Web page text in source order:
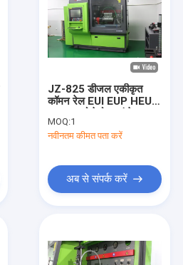
JZ-825 डीजल एकीकृत
कॉमन रेल EUI EUP HEUI
और पंप परीक्षण बेंच
MOQ:1
नवीनतम कीमत पता करें
अब से संपर्क करें